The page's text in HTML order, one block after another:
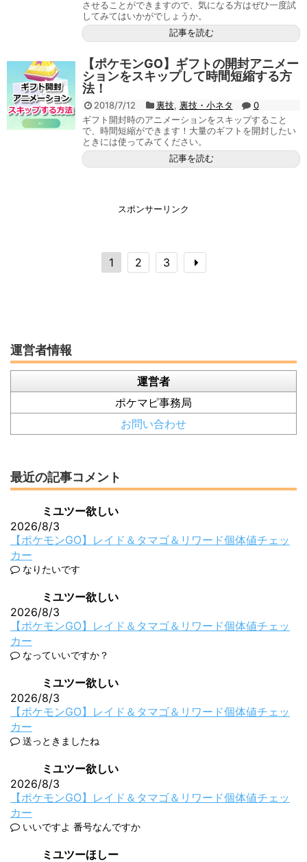
させることができますので、気になる方はぜひ一度試
してみてはいかがでしょうか。
記事を読む
【ポケモンGO】ギフトの開封アニメー
ションをスキップして時間短縮する方
法！
2018/7/12 裏技, 裏技・小ネタ
0
ギフト開封時のアニメーションをスキップすること
で、時間短縮ができます！大量のギフトを開封したい
ときには使ってみてください。
記事を読む
スポンサーリンク
1 2 3
運営者情報
運営者
ポケマピ事務局
お問い合わせ
最近の記事コメント
ミユツー欲しい
2026/8/3
【ポケモンGO】レイド＆タマゴ＆リワード個体値チェッ
カー
なりたいです
ミユツー欲しい
2026/8/3
【ポケモンGO】レイド＆タマゴ＆リワード個体値チェッ
カー
なっていいですか？
ミユツー欲しい
2026/8/3
【ポケモンGO】レイド＆タマゴ＆リワード個体値チェッ
カー
送っときましたね
ミユツー欲しい
2026/8/3
【ポケモンGO】レイド＆タマゴ＆リワード個体値チェッ
カー
いいですよ 番号なんですか
ミユツーほしー